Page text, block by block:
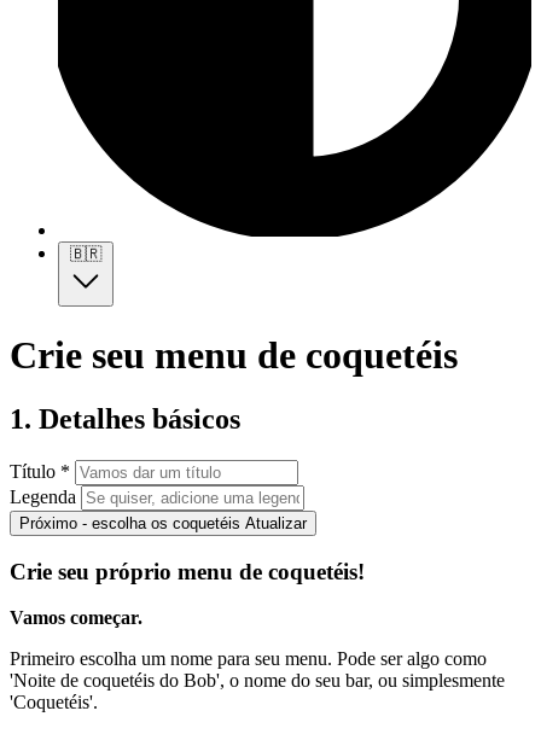
🇧🇷
Crie seu menu de coquetéis
1. Detalhes básicos
Título *
Legenda
Próximo - escolha os coquetéis Atualizar
Crie seu próprio menu de coquetéis!
Vamos começar.
Primeiro escolha um nome para seu menu. Pode ser algo como
'Noite de coquetéis do Bob', o nome do seu bar, ou simplesmente
'Coquetéis'.